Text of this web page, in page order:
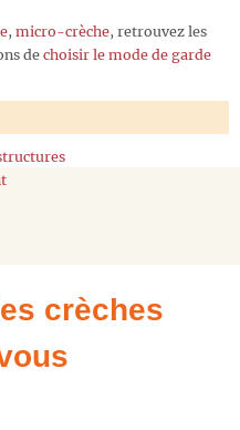
, micro-crèche, retrouvez les
de choisir le mode de garde
crèches